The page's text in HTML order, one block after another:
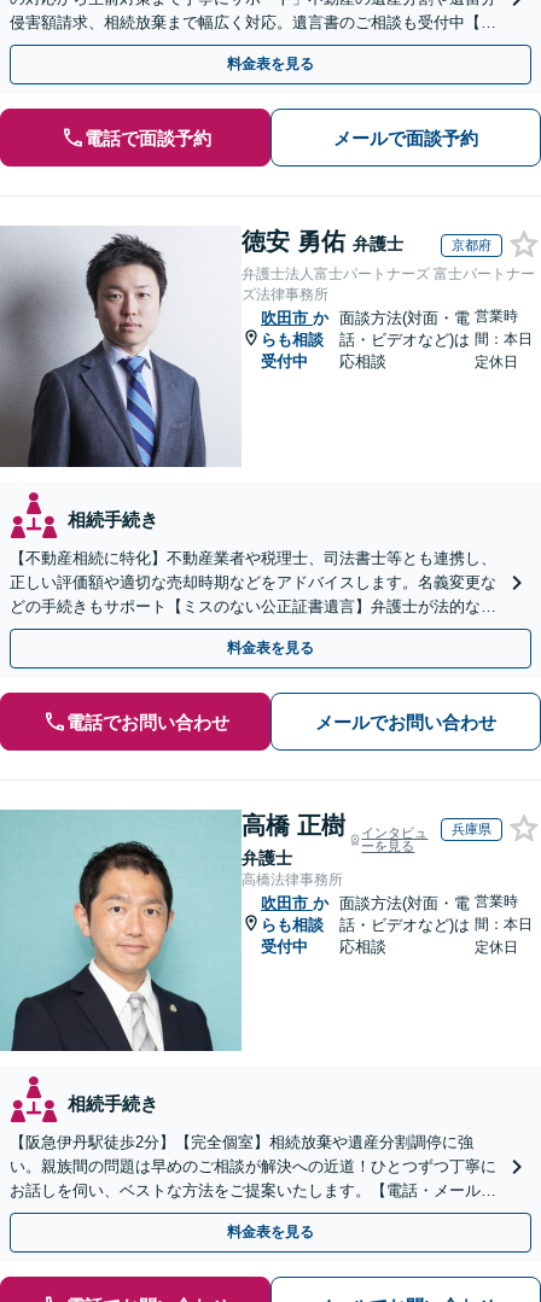
侵害額請求、相続放棄まで幅広く対応。遺言書のご相談も受付中【夜
間・休日面談可】【WEB面談】【完全個室】
料金表を見る
電話で面談予約 メールで面談予約
徳安 勇佑 弁護士 京都府
弁護士法人富士パートナーズ 富士パートナー
ズ法律事務所
吹田市 か
らも相談
受付中
面談方法(対面・電
話・ビデオなど)は
応相談
営業時
間：本日
定休日
相続手続き
【不動産相続に特化】不動産業者や税理士、司法書士等とも連携し、
正しい評価額や適切な売却時期などをアドバイスします。名義変更な
どの手続きもサポート【ミスのない公正証書遺言】弁護士が法的な観
点から遺言書を作成します。
料金表を見る
電話でお問い合わせ メールでお問い合わせ
高橋 正樹
弁護士
インタビュ
ーを見る
兵庫県
高橋法律事務所
吹田市 か
らも相談
受付中
面談方法(対面・電
話・ビデオなど)は
応相談
営業時
間：本日
定休日
相続手続き
【阪急伊丹駅徒歩2分】【完全個室】相続放棄や遺産分割調停に強
い。親族間の問題は早めのご相談が解決への近道！ひとつずつ丁寧に
お話しを伺い、ベストな方法をご提案いたします。【電話・メール相
談初回無料】【休日夜間対応可】【オンライン可能】
料金表を見る